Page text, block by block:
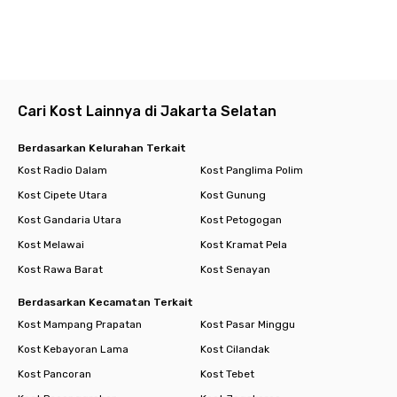
Cari Kost Lainnya di Jakarta Selatan
Berdasarkan Kelurahan Terkait
Kost Radio Dalam
Kost Panglima Polim
Kost Cipete Utara
Kost Gunung
Kost Gandaria Utara
Kost Petogogan
Kost Melawai
Kost Kramat Pela
Kost Rawa Barat
Kost Senayan
Berdasarkan Kecamatan Terkait
Kost Mampang Prapatan
Kost Pasar Minggu
Kost Kebayoran Lama
Kost Cilandak
Kost Pancoran
Kost Tebet